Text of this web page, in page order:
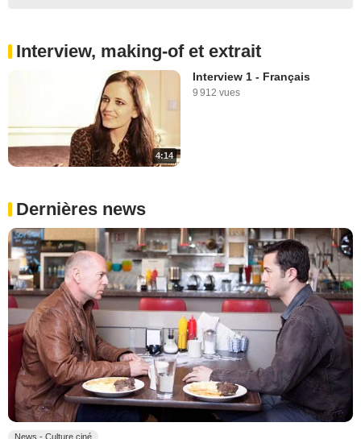
Interview, making-of et extrait
4:14
Interview 1 - Français
9 912 vues
Dernières news
News - Culture ciné